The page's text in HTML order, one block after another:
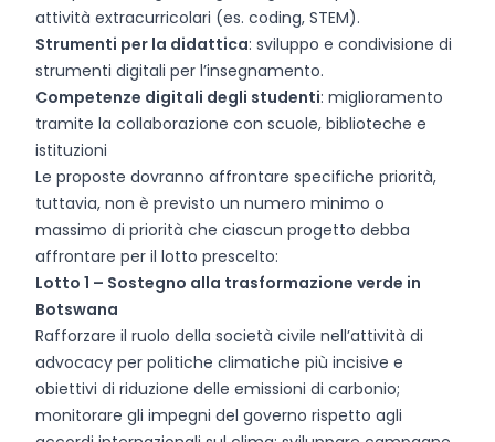
attività extracurricolari (es. coding, STEM).
Strumenti per la didattica: sviluppo e condivisione di
strumenti digitali per l’insegnamento.
Competenze digitali degli studenti: miglioramento
tramite la collaborazione con scuole, biblioteche e
istituzioni
Le proposte dovranno affrontare specifiche priorità,
tuttavia, non è previsto un numero minimo o
massimo di priorità che ciascun progetto debba
affrontare per il lotto prescelto:
Lotto 1 – Sostegno alla trasformazione verde in
Botswana
Rafforzare il ruolo della società civile nell’attività di
advocacy per politiche climatiche più incisive e
obiettivi di riduzione delle emissioni di carbonio;
monitorare gli impegni del governo rispetto agli